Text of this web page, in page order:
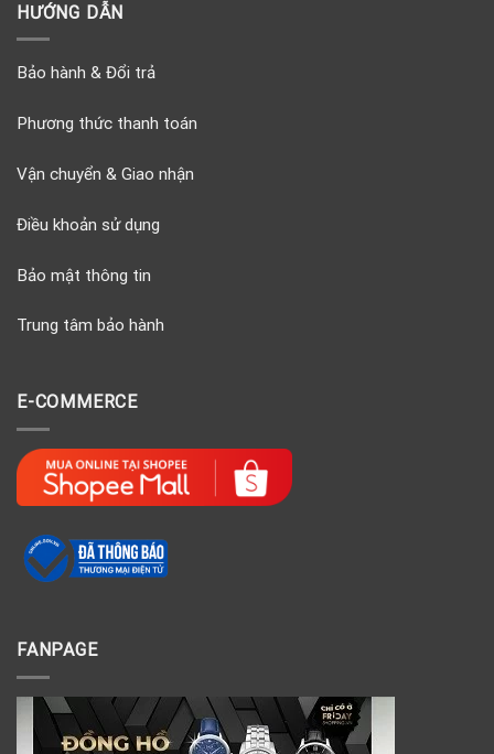
HƯỚNG DẪN
Bảo hành & Đổi trả
Phương thức thanh toán
Vận chuyển & Giao nhận
Điều khoản sử dụng
Bảo mật thông tin
Trung tâm bảo hành
E-COMMERCE
FANPAGE